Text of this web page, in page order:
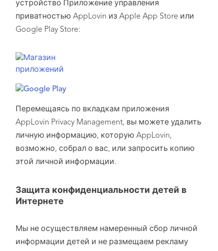
устройство Приложение управления
приватностью AppLovin из Apple App Store или
Google Play Store:
Перемещаясь по вкладкам приложения
AppLovin Privacy Management, вы можете удалить
личную информацию, которую AppLovin,
возможно, собрал о вас, или запросить копию
этой личной информации.
Защита конфиденциальности детей в
Интернете
Мы не осуществляем намеренный сбор личной
информации детей и не размещаем рекламу